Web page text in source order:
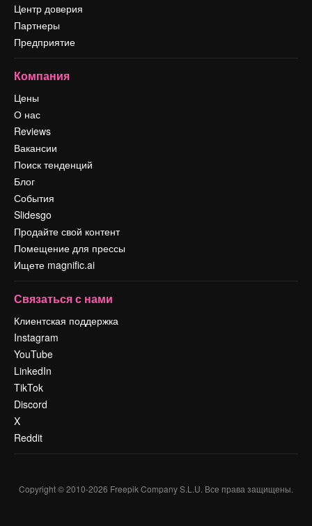
Центр доверия
Партнеры
Предприятие
Компания
Цены
О нас
Reviews
Вакансии
Поиск тенденций
Блог
События
Slidesgo
Продайте свой контент
Помещение для прессы
Ищете magnific.ai
Связаться с нами
Клиентская поддержка
Instagram
YouTube
LinkedIn
TikTok
Discord
X
Reddit
Copyright © 2010-2026 Freepik Company S.L.U. Все права защищены.